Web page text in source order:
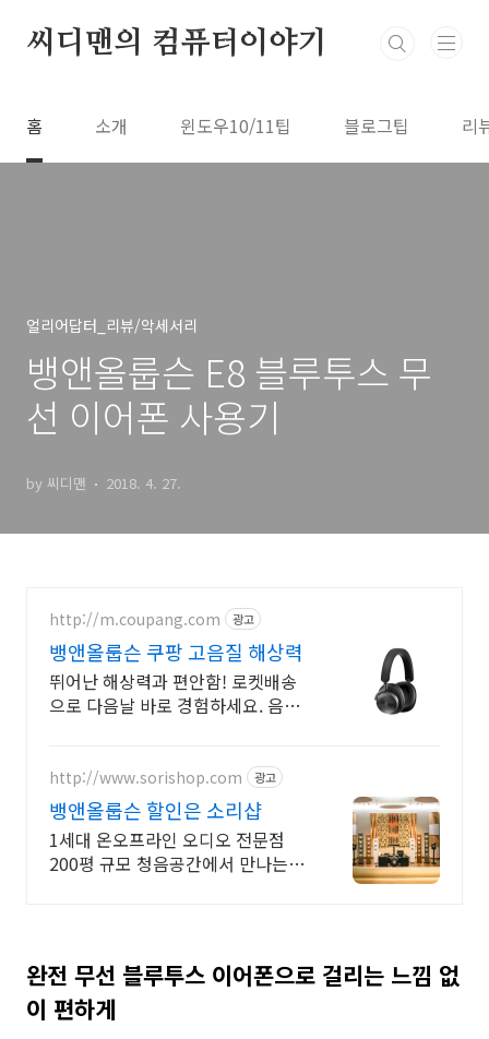
씨디맨의 컴퓨터이야기
홈 소개 윈도우10/11팁 블로그팁 리
얼리어답터_리뷰/악세서리
뱅앤올룹슨 E8 블루투스 무
선 이어폰 사용기
by 씨디맨 2018. 4. 27.
http://m.coupang.com 광고
뱅앤올룹슨 쿠팡 고음질 해상력
뛰어난 해상력과 편안함! 로켓배송
으로 다음날 바로 경험하세요. 음질
http://www.sorishop.com 광고
뱅앤올룹슨 할인은 소리샵
1세대 온오프라인 오디오 전문점
200평 규모 청음공간에서 만나는 뱅
완전 무선 블루투스 이어폰으로 걸리는 느낌 없
이 편하게